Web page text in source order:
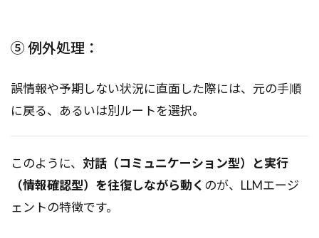
⑤ 例外処理：
誤情報や予期しない状況に直面した際には、元の手順
に戻る、あるいは別ルートを選択。
このように、 対話（コミュニケーション型）と実行
（情報確認型）を往復しながら動く のが、LLMエージ
ェントの特徴です。